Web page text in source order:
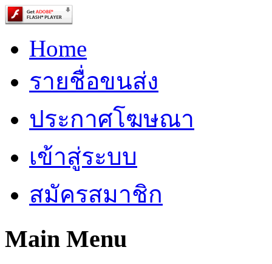
Home
รายชื่อขนส่ง
ประกาศโฆษณา
เข้าสู่ระบบ
สมัครสมาชิก
Main Menu